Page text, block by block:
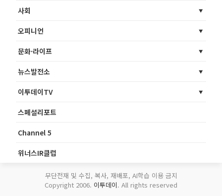
사회
오피니언
문화·라이프
뉴스발전소
이투데이TV
스페셜리포트
Channel 5
위너스IR클럽
무단전재 및 수집, 복사, 재배포, AI학습 이용 금지
Copyright 2006. 이투데이. All rights reserved